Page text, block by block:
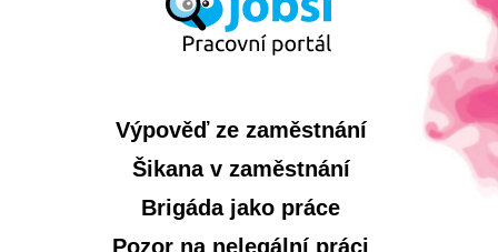
Výpověď ze zaměstnání
Šikana v zaměstnání
Brigáda jako práce
Pozor na nelegální práci